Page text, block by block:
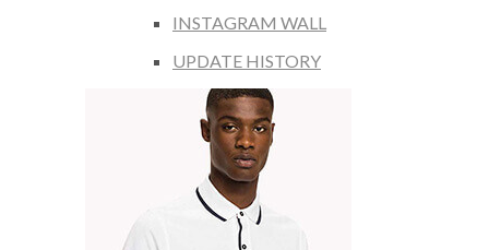
INSTAGRAM WALL
UPDATE HISTORY